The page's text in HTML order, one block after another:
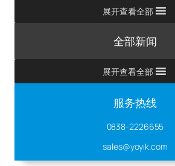
展开查看全部
全部新闻
展开查看全部
服务热线
0838-2226655
sales@yoyik.com